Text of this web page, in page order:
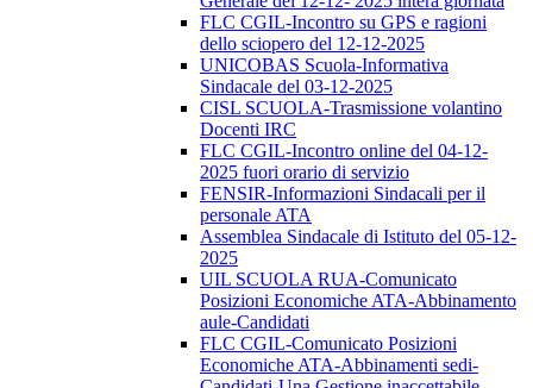
FLC CGIL-Incontro su GPS e ragioni
dello sciopero del 12-12-2025
UNICOBAS Scuola-Informativa
Sindacale del 03-12-2025
CISL SCUOLA-Trasmissione volantino
Docenti IRC
FLC CGIL-Incontro online del 04-12-
2025 fuori orario di servizio
FENSIR-Informazioni Sindacali per il
personale ATA
Assemblea Sindacale di Istituto del 05-12-
2025
UIL SCUOLA RUA-Comunicato
Posizioni Economiche ATA-Abbinamento
aule-Candidati
FLC CGIL-Comunicato Posizioni
Economiche ATA-Abbinamenti sedi-